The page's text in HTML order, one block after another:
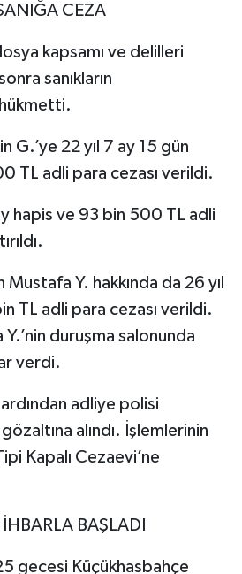
CEZA
kapsamı ve delilleri
sanıkların
hükmetti.
G.’ye 22 yıl 7 ay 15 gün
TL adli para cezası verildi.
hapis ve 93 bin 500 TL adli
Mustafa Y. hakkında da 26 yıl
TL adli para cezası verildi.
duruşma salonunda
verdi.
adliye polisi
alındı. İşlemlerinin
Kapalı Cezaevi’ne
BAŞLADI
gecesi Küçükhasbahçe